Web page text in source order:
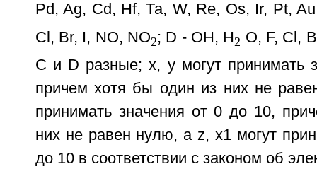
Pd, Ag, Cd, Hf, Та, W, Re, Os, Ir, Pt,
Cl, Br, I, NO, NO2; D - OH, H2 O, F, Cl,
С и D разные; х, у могут принимать
причем хотя бы один из них не
принимать значения от 0 до 10,
них не равен нулю, a z, х1 могут
до 10 в соответствии с законом об